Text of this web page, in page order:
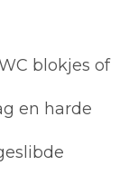
blokjes of
en harde